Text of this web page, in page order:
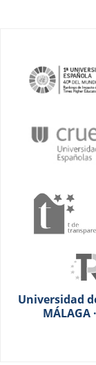
Universidad
MÁLAGA